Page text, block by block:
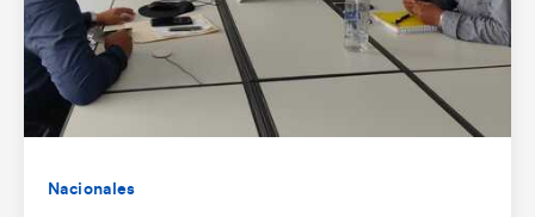
Nacionales